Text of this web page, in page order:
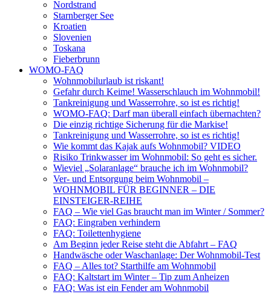
Nordstrand
Starnberger See
Kroatien
Slovenien
Toskana
Fieberbrunn
WOMO-FAQ
Wohnmobilurlaub ist riskant!
Gefahr durch Keime! Wasserschlauch im Wohnmobil!
Tankreinigung und Wasserrohre, so ist es richtig!
WOMO-FAQ: Darf man überall einfach übernachten?
Die einzig richtige Sicherung für die Markise!
Tankreinigung und Wasserrohre, so ist es richtig!
Wie kommt das Kajak aufs Wohnmobil? VIDEO
Risiko Trinkwasser im Wohnmobil: So geht es sicher.
Wieviel „Solaranlage“ brauche ich im Wohnmobil?
Ver- und Entsorgung beim Wohnmobil –
WOHNMOBIL FÜR BEGINNER – DIE
EINSTEIGER-REIHE
FAQ – Wie viel Gas braucht man im Winter / Sommer?
FAQ: Eingraben verhindern
FAQ: Toilettenhygiene
Am Beginn jeder Reise steht die Abfahrt – FAQ
Handwäsche oder Waschanlage: Der Wohnmobil-Test
FAQ – Alles tot? Starthilfe am Wohnmobil
FAQ: Kaltstart im Winter – Tip zum Anheizen
FAQ: Was ist ein Fender am Wohnmobil